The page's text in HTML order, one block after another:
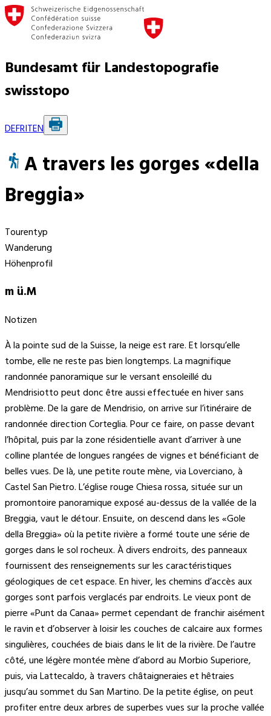
Bundesamt für Landestopografie
swisstopo
DEFRITEN
A travers les gorges «della
Breggia»
Tourentyp
Wanderung
Höhenprofil
m ü.M
Notizen
À la pointe sud de la Suisse, la neige est rare. Et lorsqu’elle
tombe, elle ne reste pas bien longtemps. La magnifique
randonnée panoramique sur le versant ensoleillé du
Mendrisiotto peut donc être aussi effectuée en hiver sans
problème. De la gare de Mendrisio, on arrive sur l’itinéraire de
randonnée direction Corteglia. Pour ce faire, on passe devant
l’hôpital, puis par la zone résidentielle avant d’arriver à une
colline plantée de longues rangées de vignes et bénéficiant de
belles vues. De là, une petite route mène, via Loverciano, à
Castel San Pietro. L’église rouge Chiesa rossa, située sur un
promontoire panoramique exposé au-dessus de la vallée de la
Breggia, vaut le détour. Ensuite, on descend dans les «Gole
della Breggia» où la petite rivière a formé toute une série de
gorges dans le sol rocheux. À divers endroits, des panneaux
fournissent des renseignements sur les caractéristiques
géologiques de cet espace. En hiver, les chemins d’accès aux
gorges sont parfois verglacés par endroits. Le vieux pont de
pierre «Punt da Canaa» permet cependant de franchir aisément
le ravin et d’observer à loisir les couches de calcaire aux formes
singulières, couchées de biais dans le lit de la rivière. De l’autre
côté, une légère montée mène d’abord au Morbio Superiore,
puis, via Lattecaldo, à travers châtaigneraies et hêtraies
jusqu’au sommet du San Martino. De la petite église, on peut
profiter entre deux arbres de superbes vues sur la proche vallée